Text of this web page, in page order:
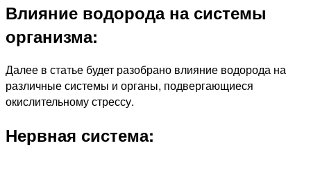
Влияние водорода на системы
организма:
Далее в статье будет разобрано влияние водорода на
различные системы и органы, подвергающиеся
окислительному стрессу.
Нервная система: